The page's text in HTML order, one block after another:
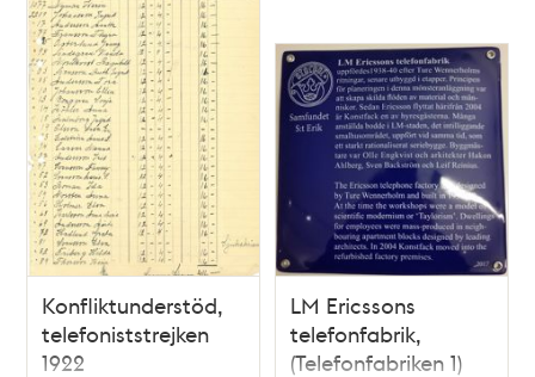
Konfliktunderstöd,
telefoniststrejken
1922
LM Ericssons
telefonfabrik,
(Telefonfabriken 1)